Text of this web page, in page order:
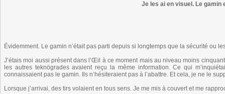
Je les ai en visuel. Le gamin
Évidemment. Le gamin n’était pas parti depuis si longtemps que la sécurité ou
J’étais moi aussi présent dans l’Œil à ce moment mais au niveau moins
les autres teknögrades avaient reçu la même information. Ce qui
connaissaient pas le gamin. Ils n’hésiteraient pas à l’abattre. Et cela, je ne le
Lorsque j’arrivai, des tirs volaient en tous sens. Je me mis à couvert et me